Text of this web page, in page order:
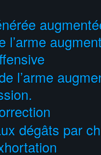
l’arme
l’arme
dégâts par